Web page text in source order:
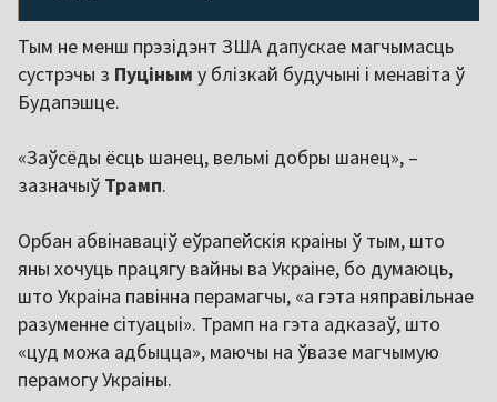
Тым не менш прэзідэнт ЗША дапускае магчымасць
сустрэчы з Пуціным у блізкай будучыні і менавіта ў
Будапэшце.
«Заўсёды ёсць шанец, вельмі добры шанец», –
зазначыў Трамп.
Орбан абвінаваціў еўрапейскія краіны ў тым, што
яны хочуць працягу вайны ва Украіне, бо думаюць,
што Украіна павінна перамагчы, «а гэта няправільнае
разуменне сітуацыі». Трамп на гэта адказаў, што
«цуд можа адбыцца», маючы на ўвазе магчымую
перамогу Украіны.